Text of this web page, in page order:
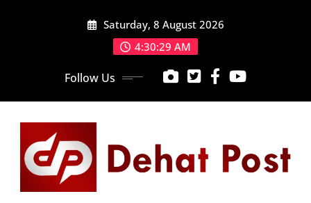
Saturday, 8 August 2026
4:30:31 AM
Follow Us